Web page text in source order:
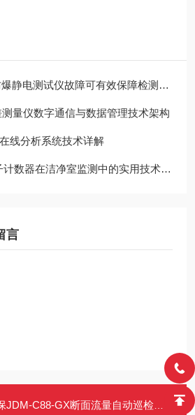
测试仪故障可有效保障检测工作正常开展
量仪数字通信与数据管理技术架构
线分析系统技术详解
数器在洁净室监测中的实用技术解析
言
C88-GX断面流量自动巡检车更多优惠请详询